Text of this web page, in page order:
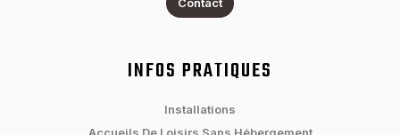
INFOS PRATIQUES
Installations